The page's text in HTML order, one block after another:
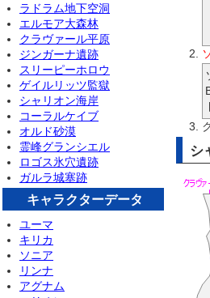
シ
ラドラム地下空洞
エルモア大森林
クラヴァール平原
ジンガーナ遺跡
スリーピーホロウ
ゲイルリッツ監獄
シャリオン海岸
コーラルケイブ
オルド砂漠
霊峰グランシエル
ロゴス氷穴遺跡
ガルラ城塞跡
キャラクターデータ
ユーマ
キリカ
ソニア
リンナ
アグナム